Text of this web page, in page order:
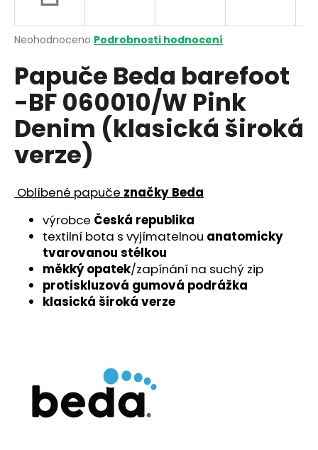
Průměrné
produktu
je
z
5
hvězdiček.
Neohodnoceno Podrobnosti hodnocení
Papuče Beda barefoot
-BF 060010/W Pink
Denim (klasická široká
verze)
Oblíbené papuče značky Beda
výrobce Česká republika
textilní bota s vyjímatelnou anatomicky
tvarovanou stélkou
měkký opatek/zapínání na suchý zip
protiskluzová gumová podrážka
klasická široká verze
j
t
?